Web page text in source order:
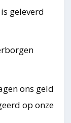
geleverd
ons geld
op onze